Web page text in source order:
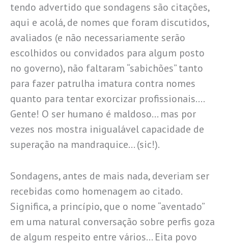
tendo advertido que sondagens são citações,
aqui e acolá, de nomes que foram discutidos,
avaliados (e não necessariamente serão
escolhidos ou convidados para algum posto
no governo), não faltaram “sabichões” tanto
para fazer patrulha imatura contra nomes
quanto para tentar exorcizar profissionais….
Gente! O ser humano é maldoso… mas por
vezes nos mostra inigualável capacidade de
superação na mandraquice… (sic!).
Sondagens, antes de mais nada, deveriam ser
recebidas como homenagem ao citado.
Significa, a princípio, que o nome “aventado”
em uma natural conversação sobre perfis goza
de algum respeito entre vários… Eita povo